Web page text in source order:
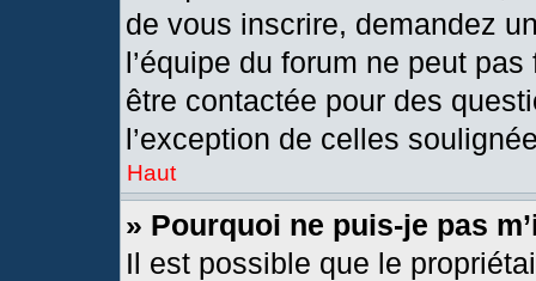
de vous inscrire, demandez
l’équipe du forum ne peut
être contactée pour des
l’exception de celles
Haut
» Pourquoi ne puis-je pas
Il est possible que le